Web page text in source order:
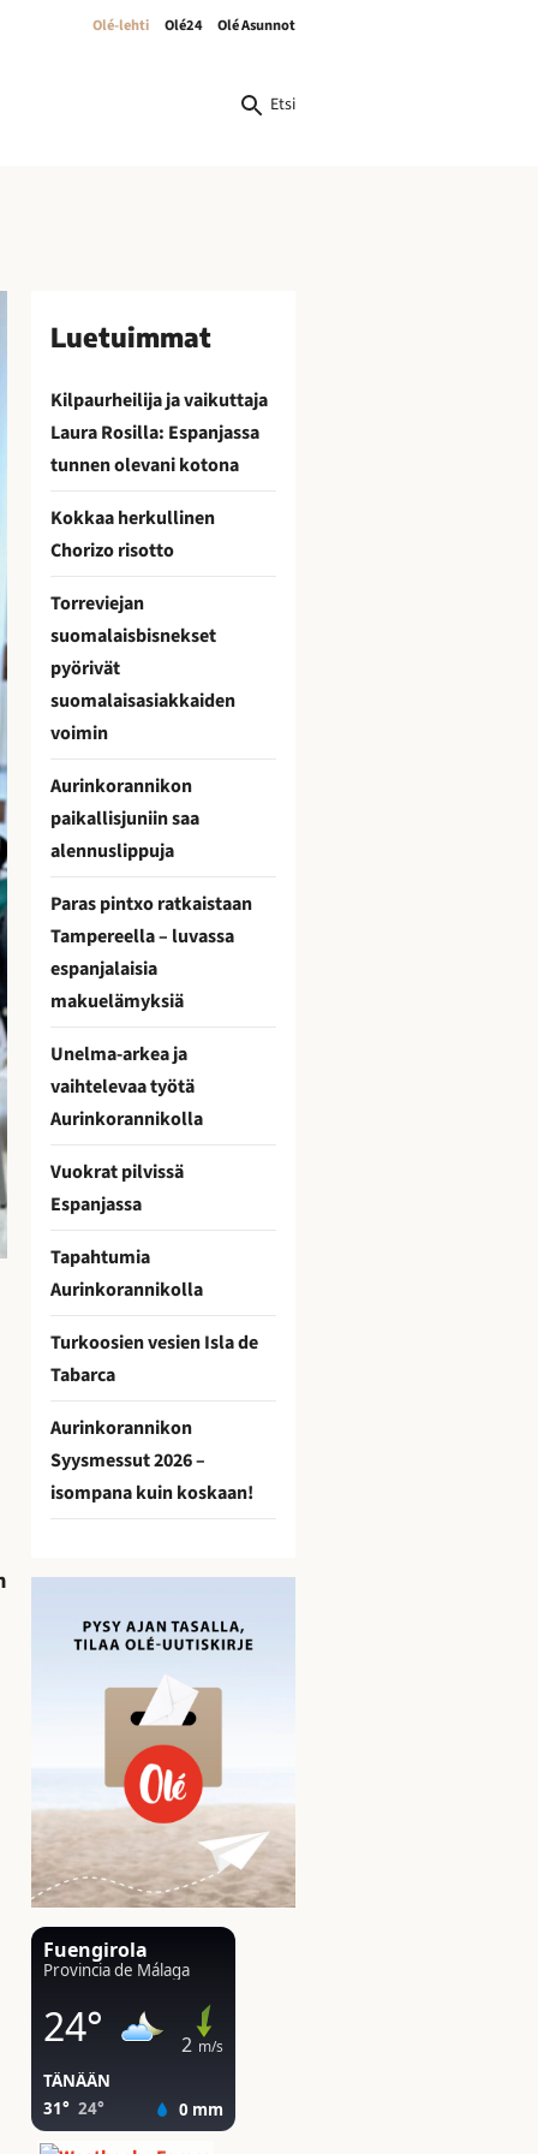
Olé-lehti Olé24 Olé Asunnot
Etsi
Luetuimmat
Kilpaurheilija ja vaikuttaja
Laura Rosilla: Espanjassa
tunnen olevani kotona
Kokkaa herkullinen
Chorizo risotto
Torreviejan
suomalaisbisnekset
pyörivät
suomalaisasiakkaiden
voimin
Aurinkorannikon
paikallisjuniin saa
alennuslippuja
Paras pintxo ratkaistaan
Tampereella – luvassa
espanjalaisia
makuelämyksiä
Unelma-arkea ja
vaihtelevaa työtä
Aurinkorannikolla
Vuokrat pilvissä
Espanjassa
Tapahtumia
Aurinkorannikolla
Turkoosien vesien Isla de
Tabarca
Aurinkorannikon
Syysmessut 2026 –
isompana kuin koskaan!